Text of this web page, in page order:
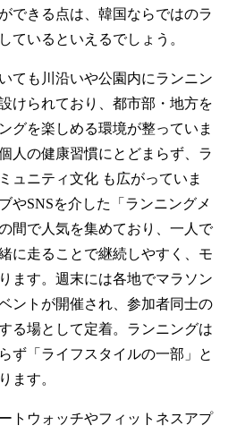
できる点は、韓国ならではのラ
ているといえるでしょう。
ても川沿いや公園内にランニン
けられており、都市部・地方を
グを楽しめる環境が整っていま
人の健康習慣にとどまらず、ラ
ュニティ文化 も広がっていま
やSNSを介した「ランニングメ
間で人気を集めており、一人で
に走ることで継続しやすく、モ
ます。週末には各地でマラソン
ントが開催され、参加者同士の
る場として定着。ランニングは
ず「ライフスタイルの一部」と
ます。
トウォッチやフィットネスアプ